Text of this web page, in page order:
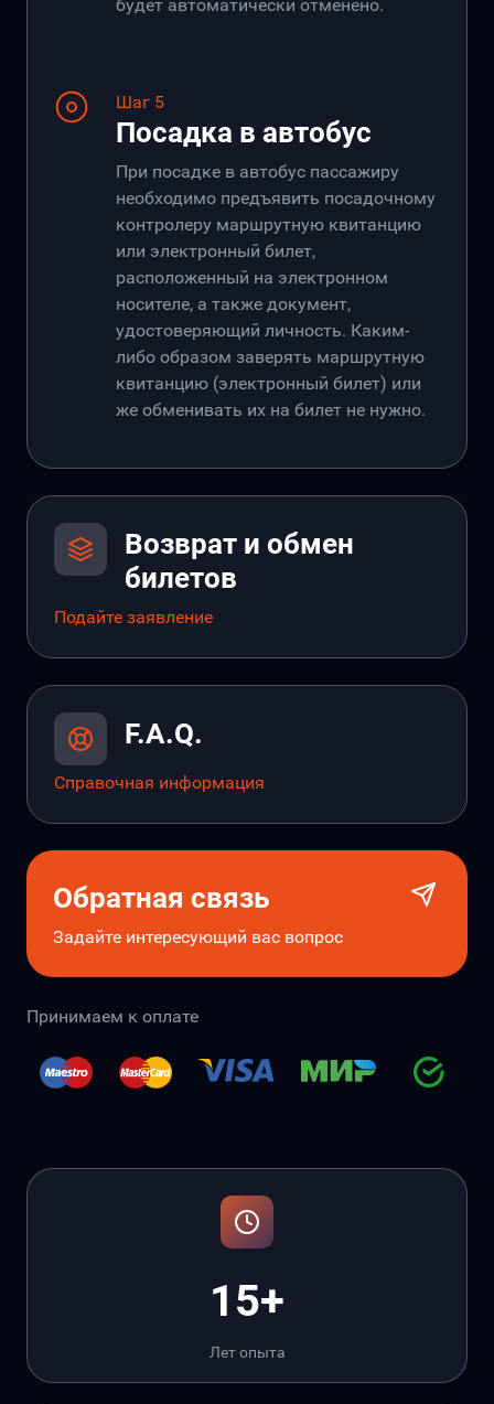
будет автоматически отменено.
Шаг 5
Посадка в автобус
При посадке в автобус пассажиру
необходимо предъявить посадочному
контролеру маршрутную квитанцию
или электронный билет,
расположенный на электронном
носителе, а также документ,
удостоверяющий личность. Каким-
либо образом заверять маршрутную
квитанцию (электронный билет) или
же обменивать их на билет не нужно.
Возврат и обмен
билетов
Подайте заявление
F.A.Q.
Справочная информация
Обратная связь
Задайте интересующий вас вопрос
Принимаем к оплате
15+
Лет опыта